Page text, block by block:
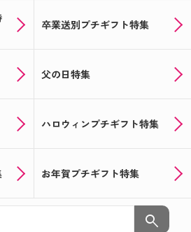
卒業送別プチギフト特集
父の日特集
ハロウィンプチギフト特集
お年賀プチギフト特集
search